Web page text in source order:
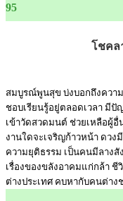
95
โชคล
สมบูรณ์พูนสุข บ่งบอกถึงความ
ชอบเรียนรู้อยู่ตลอดเวลา มี
เข้าวัดสวดมนต์ ช่วยเหลือผู้อื่
งานใดจะเจริญก้าวหน้า ดว
ความยุติธรรม เป็นคนมีลาง
เรื่องของขลังอาคมแก่กล้า ชี
ต่างประเทศ คบหากับคนต่าง